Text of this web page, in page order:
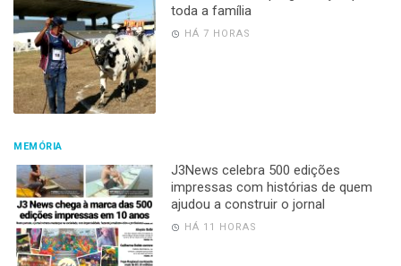
toda a família
HÁ 7 HORAS
MEMÓRIA
J3News celebra 500 edições
impressas com histórias de quem
ajudou a construir o jornal
HÁ 11 HORAS